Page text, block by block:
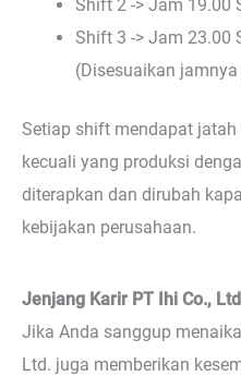
Shift 2 -> Jam 19.00
Shift 3 -> Jam 23.00
(Disesuaikan
Setiap shift mendapat
kecuali yang produksi
diterapkan dan dirubah
kebijakan perusahaan.
Jenjang Karir PT Ihi Co.,
Jika Anda sanggup
Ltd. juga memberikan